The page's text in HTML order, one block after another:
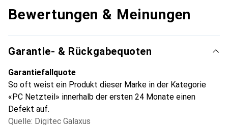
Bewertungen & Meinungen
Garantie- & Rückgabequoten
Garantiefallquote
So oft weist ein Produkt dieser Marke in der Kategorie
«PC Netzteil» innerhalb der ersten 24 Monate einen
Defekt auf.
Quelle: Digitec Galaxus